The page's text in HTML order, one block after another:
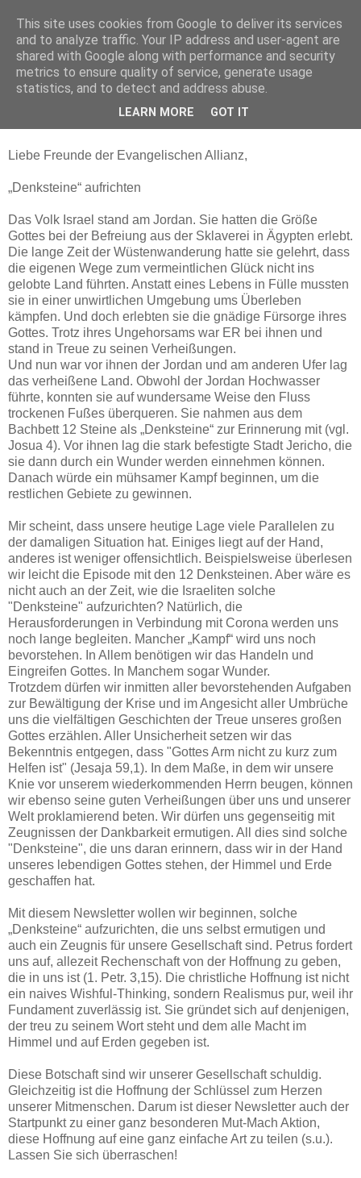
Liebe Freunde der Evangelischen Allianz,
„Denksteine“ aufrichten
Das Volk Israel stand am Jordan. Sie hatten die Größe
Gottes bei der Befreiung aus der Sklaverei in Ägypten erlebt.
Die lange Zeit der Wüstenwanderung hatte sie gelehrt, dass
die eigenen Wege zum vermeintlichen Glück nicht ins
gelobte Land führten. Anstatt eines Lebens in Fülle mussten
sie in einer unwirtlichen Umgebung ums Überleben
kämpfen. Und doch erlebten sie die gnädige Fürsorge ihres
Gottes. Trotz ihres Ungehorsams war ER bei ihnen und
stand in Treue zu seinen Verheißungen.
Und nun war vor ihnen der Jordan und am anderen Ufer lag
das verheißene Land. Obwohl der Jordan Hochwasser
führte, konnten sie auf wundersame Weise den Fluss
trockenen Fußes überqueren. Sie nahmen aus dem
Bachbett 12 Steine als „Denksteine“ zur Erinnerung mit (vgl.
Josua 4). Vor ihnen lag die stark befestigte Stadt Jericho, die
sie dann durch ein Wunder werden einnehmen können.
Danach würde ein mühsamer Kampf beginnen, um die
restlichen Gebiete zu gewinnen.
Mir scheint, dass unsere heutige Lage viele Parallelen zu
der damaligen Situation hat. Einiges liegt auf der Hand,
anderes ist weniger offensichtlich. Beispielsweise überlesen
wir leicht die Episode mit den 12 Denksteinen. Aber wäre es
nicht auch an der Zeit, wie die Israeliten solche
"Denksteine" aufzurichten? Natürlich, die
Herausforderungen in Verbindung mit Corona werden uns
noch lange begleiten. Mancher „Kampf“ wird uns noch
bevorstehen. In Allem benötigen wir das Handeln und
Eingreifen Gottes. In Manchem sogar Wunder.
Trotzdem dürfen wir inmitten aller bevorstehenden Aufgaben
zur Bewältigung der Krise und im Angesicht aller Umbrüche
uns die vielfältigen Geschichten der Treue unseres großen
Gottes erzählen. Aller Unsicherheit setzen wir das
Bekenntnis entgegen, dass "Gottes Arm nicht zu kurz zum
Helfen ist" (Jesaja 59,1). In dem Maße, in dem wir unsere
Knie vor unserem wiederkommenden Herrn beugen, können
wir ebenso seine guten Verheißungen über uns und unserer
Welt proklamierend beten. Wir dürfen uns gegenseitig mit
Zeugnissen der Dankbarkeit ermutigen. All dies sind solche
"Denksteine", die uns daran erinnern, dass wir in der Hand
unseres lebendigen Gottes stehen, der Himmel und Erde
geschaffen hat.
Mit diesem Newsletter wollen wir beginnen, solche
„Denksteine“ aufzurichten, die uns selbst ermutigen und
auch ein Zeugnis für unsere Gesellschaft sind. Petrus fordert
uns auf, allezeit Rechenschaft von der Hoffnung zu geben,
die in uns ist (1. Petr. 3,15). Die christliche Hoffnung ist nicht
ein naives Wishful-Thinking, sondern Realismus pur, weil ihr
Fundament zuverlässig ist. Sie gründet sich auf denjenigen,
der treu zu seinem Wort steht und dem alle Macht im
Himmel und auf Erden gegeben ist.
Diese Botschaft sind wir unserer Gesellschaft schuldig.
Gleichzeitig ist die Hoffnung der Schlüssel zum Herzen
unserer Mitmenschen. Darum ist dieser Newsletter auch der
Startpunkt zu einer ganz besonderen Mut-Mach Aktion,
diese Hoffnung auf eine ganz einfache Art zu teilen (s.u.).
Lassen Sie sich überraschen!
This site uses cookies from Google to deliver its services
and to analyze traffic. Your IP address and user-agent are
shared with Google along with performance and security
metrics to ensure quality of service, generate usage
statistics, and to detect and address abuse.
LEARN MORE GOT IT